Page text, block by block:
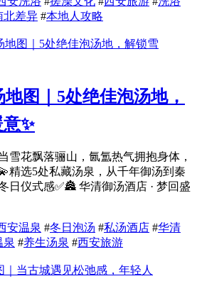
北差异 #本地人攻略
图｜5处绝佳泡汤地，
✨
雪花飘落骊山，氤氲热气拥抱身体，
精选5处私藏汤泉，从千年御汤到秦
日仪式感✅🏯 华清御汤酒店 · 梦回盛
安温泉 #冬日泡汤 #私汤酒店 #华清
泉 #养生汤泉 #西安旅游